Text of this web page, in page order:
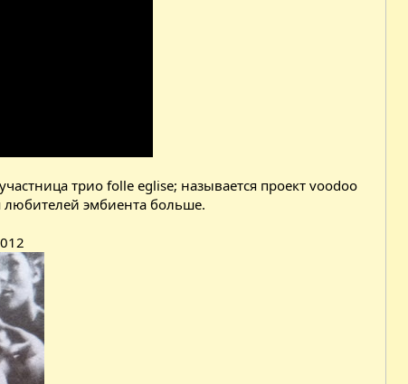
трио folle eglise; называется проект voodoo
любителей эмбиента больше.